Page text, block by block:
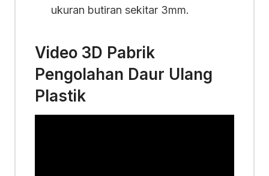
ukuran butiran sekitar 3mm.
Video 3D Pabrik
Pengolahan Daur Ulang
Plastik